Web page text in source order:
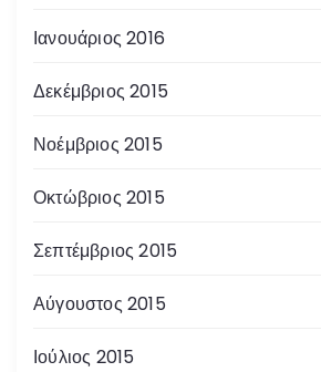
Ιανουάριος 2016
Δεκέμβριος 2015
Νοέμβριος 2015
Οκτώβριος 2015
Σεπτέμβριος 2015
Αύγουστος 2015
Ιούλιος 2015